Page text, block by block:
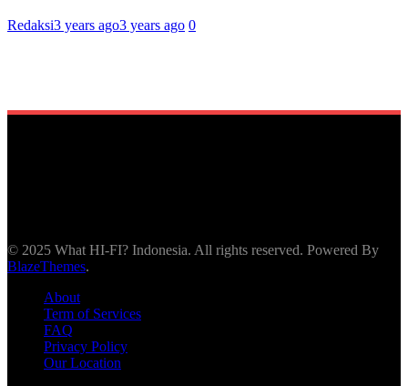
Redaksi3 years ago3 years ago 0
© 2025 What HI-FI? Indonesia. All rights reserved. Powered By
BlazeThemes.
About
Term of Services
FAQ
Privacy Policy
Our Location